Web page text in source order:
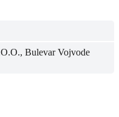
Bulevar Vojvode